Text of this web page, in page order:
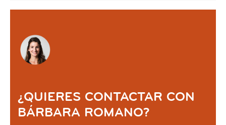
¿QUIERES CONTACTAR CON
BÁRBARA ROMANO?